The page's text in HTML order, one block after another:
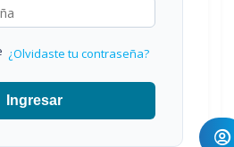
¿Olvidaste tu contraseña?
Ingresar